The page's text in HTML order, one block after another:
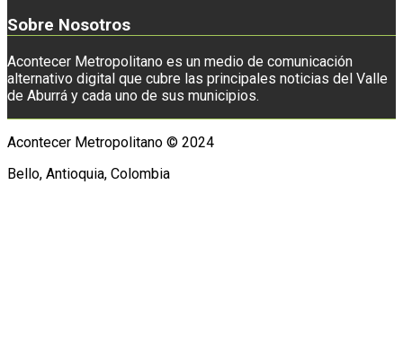
Sobre Nosotros
Acontecer Metropolitano es un medio de comunicación
alternativo digital que cubre las principales noticias del Valle
de Aburrá y cada uno de sus municipios.
Acontecer Metropolitano © 2024
Bello, Antioquia, Colombia